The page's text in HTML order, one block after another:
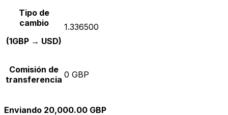
Tipo de
cambio
(1GBP → USD)
1.336500
Comisión de
transferencia 0 GBP
Enviando 20,000.00 GBP